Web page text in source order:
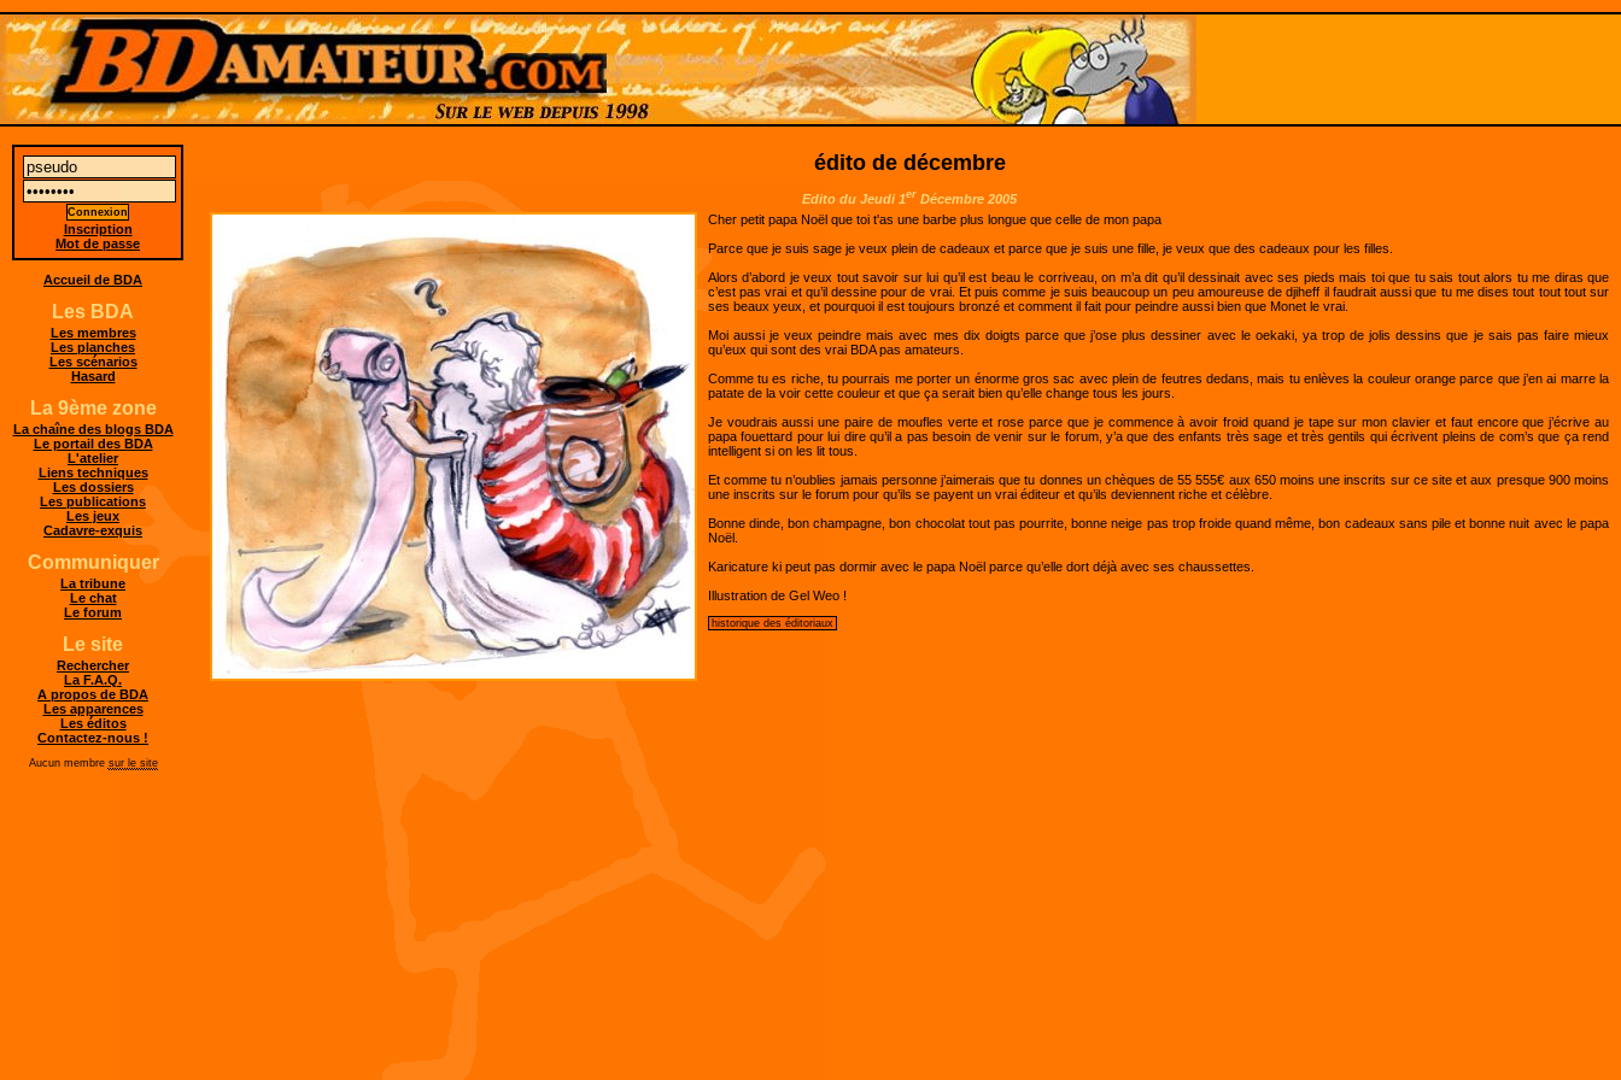
édito de décembre
Edito du Jeudi 1er Décembre 2005
Cher petit papa Noël que toi t'as une barbe plus longue que celle de mon papa
Parce que je suis sage je veux plein de cadeaux et parce que je suis une fille, je veux que des cadeaux pour les filles.
Alors d’abord je veux tout savoir sur lui qu’il est beau le corriveau, on m’a dit qu’il dessinait avec ses pieds mais toi que tu sais tout alors tu me diras que
c’est pas vrai et qu’il dessine pour de vrai. Et puis comme je suis beaucoup un peu amoureuse de djiheff il faudrait aussi que tu me dises tout tout tout sur
ses beaux yeux, et pourquoi il est toujours bronzé et comment il fait pour peindre aussi bien que Monet le vrai.
Moi aussi je veux peindre mais avec mes dix doigts parce que j’ose plus dessiner avec le oekaki, ya trop de jolis dessins que je sais pas faire mieux
qu’eux qui sont des vrai BDA pas amateurs.
Comme tu es riche, tu pourrais me porter un énorme gros sac avec plein de feutres dedans, mais tu enlèves la couleur orange parce que j’en ai marre la
patate de la voir cette couleur et que ça serait bien qu’elle change tous les jours.
Je voudrais aussi une paire de moufles verte et rose parce que je commence à avoir froid quand je tape sur mon clavier et faut encore que j’écrive au
papa fouettard pour lui dire qu’il a pas besoin de venir sur le forum, y’a que des enfants très sage et très gentils qui écrivent pleins de com’s que ça rend
intelligent si on les lit tous.
Et comme tu n’oublies jamais personne j’aimerais que tu donnes un chèques de 55 555€ aux 650 moins une inscrits sur ce site et aux presque 900 moins
une inscrits sur le forum pour qu’ils se payent un vrai éditeur et qu’ils deviennent riche et célèbre.
Bonne dinde, bon champagne, bon chocolat tout pas pourrite, bonne neige pas trop froide quand même, bon cadeaux sans pile et bonne nuit avec le papa
Noël.
Karicature ki peut pas dormir avec le papa Noël parce qu’elle dort déjà avec ses chaussettes.
Illustration de Gel Weo !
historique des éditoriaux
Inscription
Mot de passe
Accueil de BDA
Les BDA
Les membres
Les planches
Les scénarios
Hasard
La 9ème zone
La chaîne des blogs BDA
Le portail des BDA
L'atelier
Liens techniques
Les dossiers
Les publications
Les jeux
Cadavre-exquis
Communiquer
La tribune
Le chat
Le forum
Le site
Rechercher
La F.A.Q.
A propos de BDA
Les apparences
Les éditos
Contactez-nous !
Aucun membre sur le site